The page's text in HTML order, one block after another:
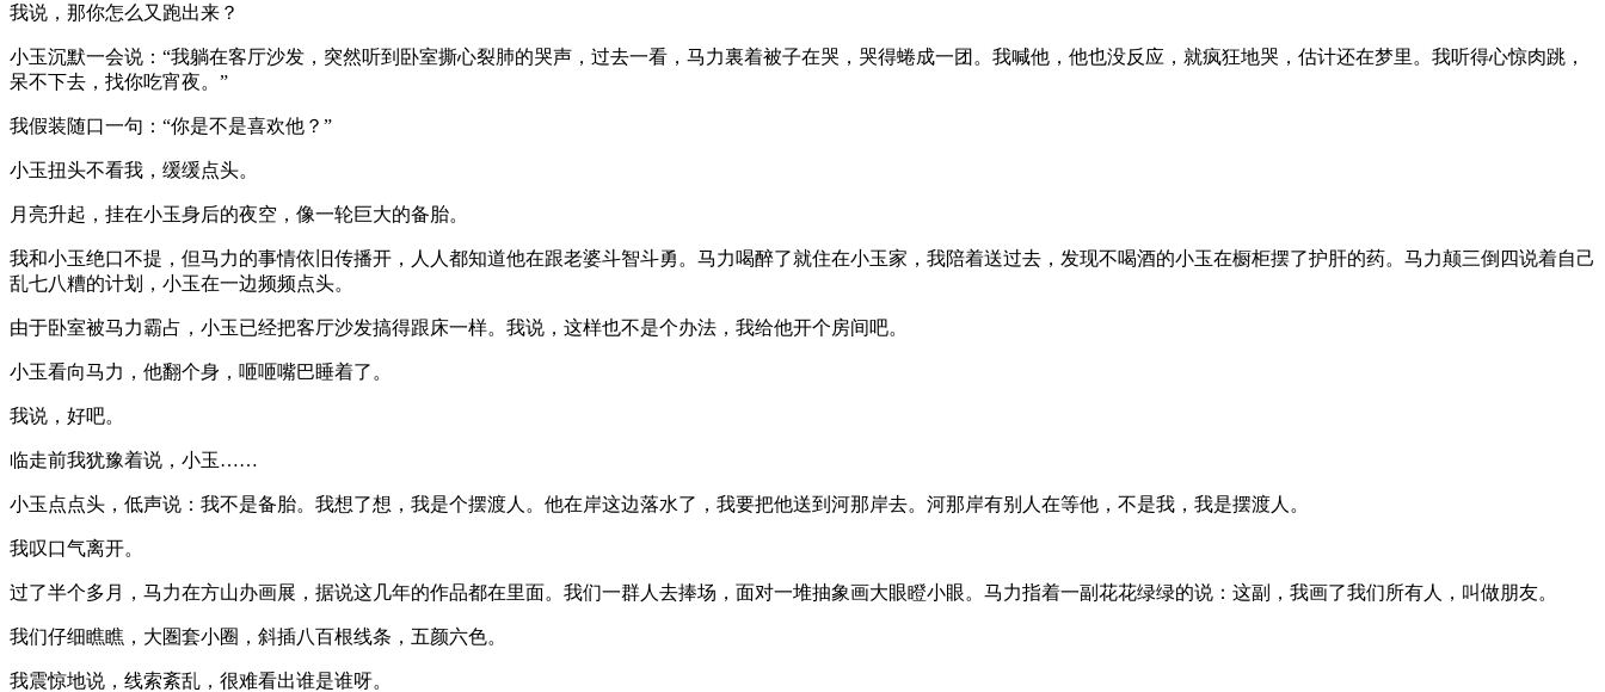
我说，那你怎么又跑出来？
小玉沉默一会说：“我躺在客厅沙发，突然听到卧室撕心裂肺的哭声，过去一看，马力裏着被子在哭，哭得蜷成一团。我喊他，他也没反应，就疯狂地哭，估计还在梦里。我听得心惊肉跳，
呆不下去，找你吃宵夜。”
我假装随口一句：“你是不是喜欢他？”
小玉扭头不看我，缓缓点头。
月亮升起，挂在小玉身后的夜空，像一轮巨大的备胎。
我和小玉绝口不提，但马力的事情依旧传播开，人人都知道他在跟老婆斗智斗勇。马力喝醉了就住在小玉家，我陪着送过去，发现不喝酒的小玉在橱柜摆了护肝的药。马力颠三倒四说着自己
乱七八糟的计划，小玉在一边频频点头。
由于卧室被马力霸占，小玉已经把客厅沙发搞得跟床一样。我说，这样也不是个办法，我给他开个房间吧。
小玉看向马力，他翻个身，咂咂嘴巴睡着了。
我说，好吧。
临走前我犹豫着说，小玉……
小玉点点头，低声说：我不是备胎。我想了想，我是个摆渡人。他在岸这边落水了，我要把他送到河那岸去。河那岸有别人在等他，不是我，我是摆渡人。
我叹口气离开。
过了半个多月，马力在方山办画展，据说这几年的作品都在里面。我们一群人去捧场，面对一堆抽象画大眼瞪小眼。马力指着一副花花绿绿的说：这副，我画了我们所有人，叫做朋友。
我们仔细瞧瞧，大圏套小圈，斜插八百根线条，五颜六色。
我震惊地说，线索紊乱，很难看出谁是谁呀。